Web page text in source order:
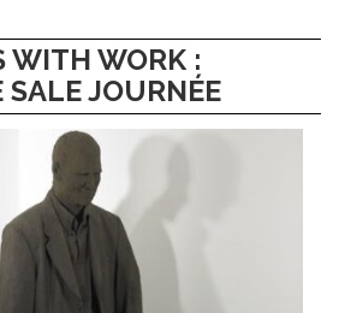
WITH WORK :
SALE JOURNÉE